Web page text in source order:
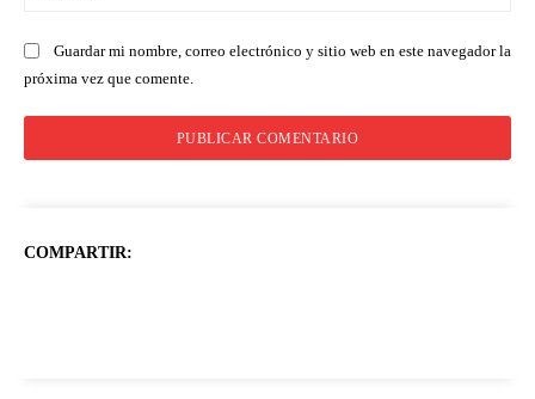
Guardar mi nombre, correo electrónico y sitio web en este navegador la
próxima vez que comente.
COMPARTIR: